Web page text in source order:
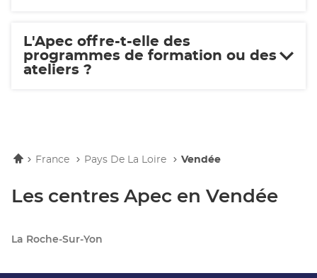
L'Apec offre-t-elle des
programmes de formation ou des
ateliers ?
AccueilFrance Pays De La Loire Vendée
Les centres Apec en Vendée
La Roche-Sur-Yon